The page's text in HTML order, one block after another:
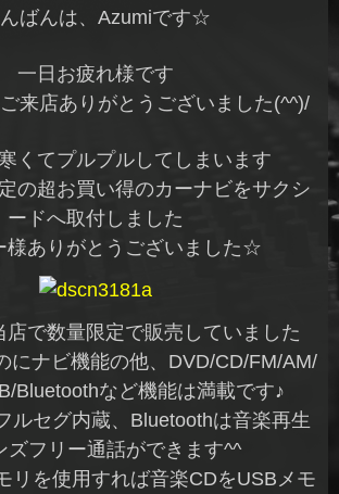
ばんは、Azumiです☆
一日お疲れ様です
来店ありがとうございました(^^)/
くてプルプルしてしまいます
の超お買い得のカーナビをサクシ
ードへ取付しました
様ありがとうございました☆
店で数量限定で販売していました
にナビ機能の他、DVD/CD/FM/AM/
Bluetoothなど機能は満載です♪
ルセグ内蔵、Bluetoothは音楽再生
ズフリー通話ができます^^
リを使用すれば音楽CDをUSBメモ